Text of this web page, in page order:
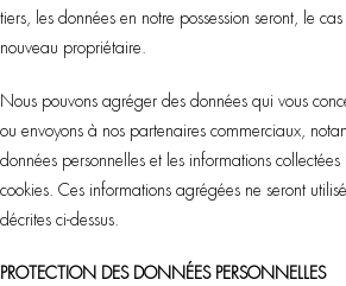
tiers, les données en notre possession seront, le
nouveau propriétaire.
Nous pouvons agréger des données qui vous
ou envoyons à nos partenaires commerciaux,
données personnelles et les informations
cookies. Ces informations agrégées ne seront
décrites ci-dessus.
PROTECTION DES DONNÉES PERSONNELLES